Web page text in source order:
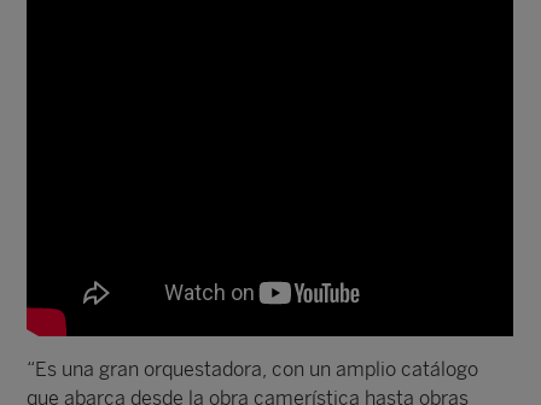
“Es una gran orquestadora, con un amplio catálogo
que abarca desde la obra camerística hasta obras